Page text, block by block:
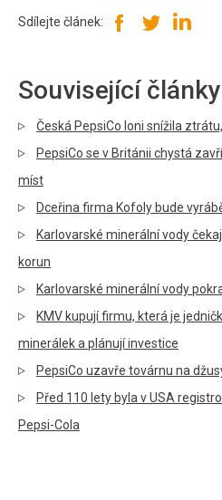
Sdílejte článek:
Související články
Česká PepsiCo loni snížila
PepsiCo se v Británii chystá
míst
Dceřina firma Kofoly bude
Karlovarské minerální vody
korun
Karlovarské minerální vody
KMV kupují firmu, která je
minerálek a plánují investice
PepsiCo uzavře továrnu na
Před 110 lety byla v USA
Pepsi-Cola